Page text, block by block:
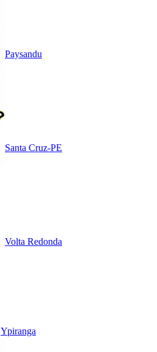
Paysandu
Santa Cruz-PE
Volta Redonda
Ypiranga